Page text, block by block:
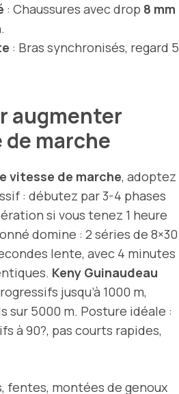
: Chaussures avec drop 8 mm
: Bras synchronisés, regard 5
augmenter
marche
vitesse de marche, adoptez
: débutez par 3-4 phases
si vous tenez 1 heure
domine : 2 séries de 8×30
lente, avec 4 minutes
Keny Guinaudeau
jusqu’à 1000 m,
sur 5000 m. Posture idéale :
à 90?, pas courts rapides,
fentes, montées de genoux